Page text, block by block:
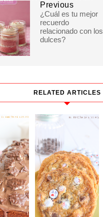
Previous
¿Cuál es tu mejor
recuerdo
relacionado con los
dulces?
RELATED ARTICLES